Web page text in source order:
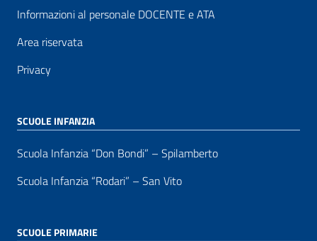
Informazioni al personale DOCENTE e ATA
Area riservata
Privacy
SCUOLE INFANZIA
Scuola Infanzia “Don Bondi” – Spilamberto
Scuola Infanzia “Rodari” – San Vito
SCUOLE PRIMARIE